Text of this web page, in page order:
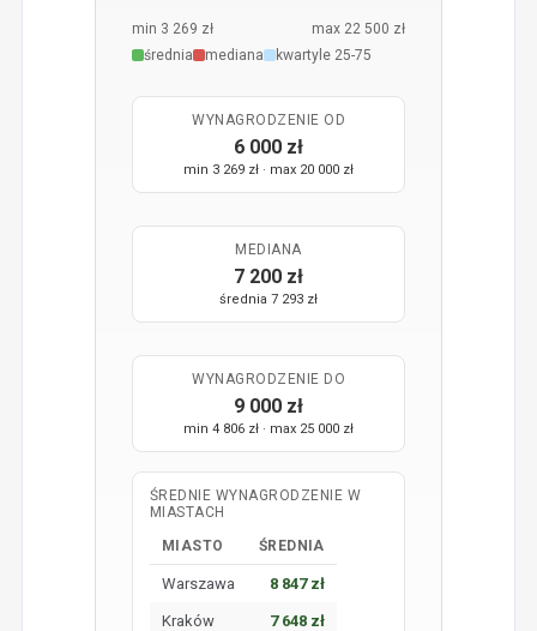
min 3 269 zł
max 22 500 zł
średnia
mediana kwartyle 25-75
WYNAGRODZENIE OD
6 000 zł
min 3 269 zł · max 20 000 zł
MEDIANA
7 200 zł
średnia 7 293 zł
WYNAGRODZENIE DO
9 000 zł
min 4 806 zł · max 25 000 zł
ŚREDNIE WYNAGRODZENIE W
MIASTACH
MIASTO
ŚREDNIA
Warszawa 8 847 zł
Kraków 7 648 zł